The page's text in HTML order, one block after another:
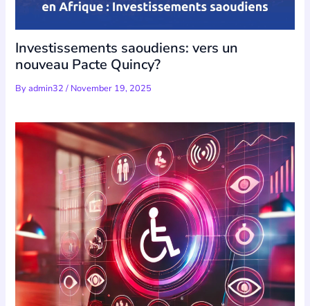
Investissements saoudiens: vers un
nouveau Pacte Quincy?
Byadmin32/ November 19, 2025